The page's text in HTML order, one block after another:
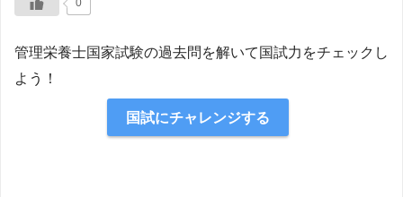
0
管理栄養士国家試験の過去問を解いて国試力をチェックし
よう！
国試にチャレンジする